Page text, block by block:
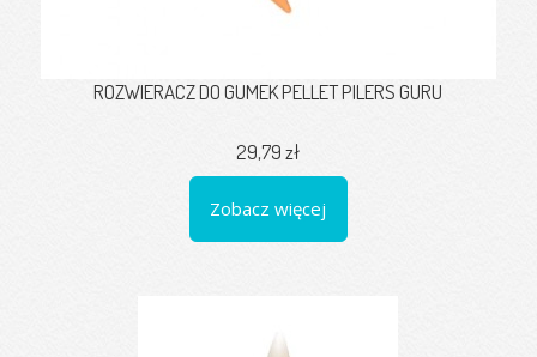
ROZWIERACZ DO GUMEK PELLET PILERS GURU
29,79 zł
Zobacz więcej